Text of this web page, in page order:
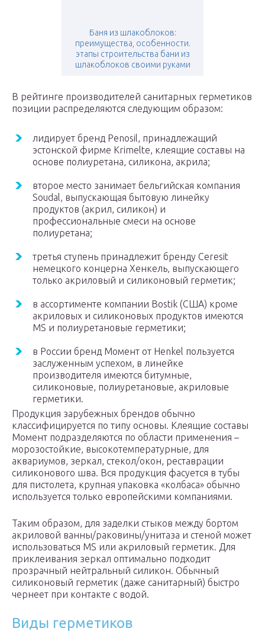
Баня из шлакоблоков:
преимущества, особенности.
этапы строительства бани из
шлакоблоков своими руками
В рейтинге производителей санитарных герметиков
позиции распределяются следующим образом:
лидирует бренд Penosil, принадлежащий
эстонской фирме Krimelte, клеящие составы на
основе полиуретана, силикона, акрила;
второе место занимает бельгийская компания
Soudal, выпускающая бытовую линейку
продуктов (акрил, силикон) и
профессиональные смеси на основе
полиуретана;
третья ступень принадлежит бренду Ceresit
немецкого концерна Хенкель, выпускающего
только акриловый и силиконовый герметик;
в ассортименте компании Bostik (США) кроме
акриловых и силиконовых продуктов имеются
MS и полиуретановые герметики;
в России бренд Момент от Henkel пользуется
заслуженным успехом, в линейке
производителя имеются битумные,
силиконовые, полиуретановые, акриловые
герметики.
Продукция зарубежных брендов обычно
классифицируется по типу основы. Клеящие составы
Момент подразделяются по области применения –
морозостойкие, высокотемпературные, для
аквариумов, зеркал, стекол/окон, реставрации
силиконового шва. Вся продукция фасуется в тубы
для пистолета, крупная упаковка «колбаса» обычно
используется только европейскими компаниями.
Таким образом, для заделки стыков между бортом
акриловой ванны/раковины/унитаза и стеной может
использоваться MS или акриловый герметик. Для
приклеивания зеркал оптимально подходит
прозрачный нейтральный силикон. Обычный
силиконовый герметик (даже санитарный) быстро
чернеет при контакте с водой.
Виды герметиков